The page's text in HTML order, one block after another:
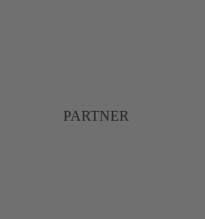
PARTNER